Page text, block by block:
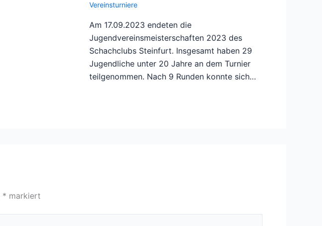
Vereinsturniere
Am 17.09.2023 endeten die
Jugendvereinsmeisterschaften 2023 des
Schachclubs Steinfurt. Insgesamt haben 29
Jugendliche unter 20 Jahre an dem Turnier
teilgenommen. Nach 9 Runden konnte sich…
* markiert